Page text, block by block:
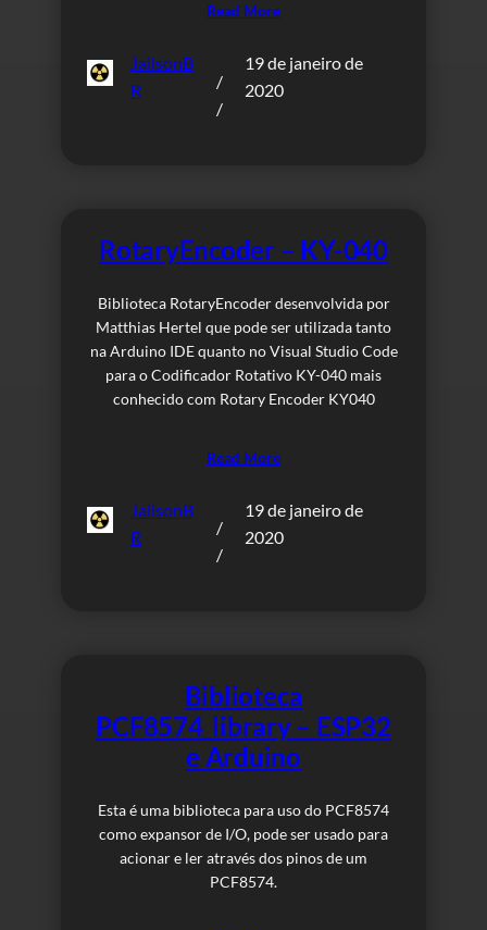
Read More
JailsonB
R
/
/
19 de janeiro de
2020
RotaryEncoder – KY-040
Biblioteca RotaryEncoder desenvolvida por
Matthias Hertel que pode ser utilizada tanto
na Arduino IDE quanto no Visual Studio Code
para o Codificador Rotativo KY-040 mais
conhecido com Rotary Encoder KY040
Read More
JailsonB
R
/
/
19 de janeiro de
2020
Biblioteca
PCF8574_library – ESP32
e Arduino
Esta é uma biblioteca para uso do PCF8574
como expansor de I/O, pode ser usado para
acionar e ler através dos pinos de um
PCF8574.